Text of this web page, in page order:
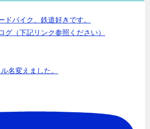
ドバイク、鉄道好きです。
グ（下記リンク参照ください）
名変えました。